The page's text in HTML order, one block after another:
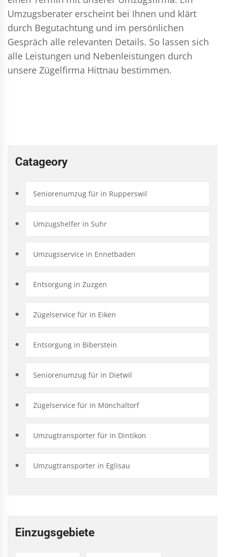
Umzugsberater erscheint bei Ihnen und klärt
durch Begutachtung und im persönlichen
Gespräch alle relevanten Details. So lassen sich
alle Leistungen und Nebenleistungen durch
unsere Zügelfirma Hittnau bestimmen.
Catageory
Seniorenumzug für in Rupperswil
Umzugshelfer in Suhr
Umzugsservice in Ennetbaden
Entsorgung in Zuzgen
Zügelservice für in Eiken
Entsorgung in Biberstein
Seniorenumzug für in Dietwil
Zügelservice für in Mönchaltorf
Umzugtransporter für in Dintikon
Umzugtransporter in Eglisau
Einzugsgebiete